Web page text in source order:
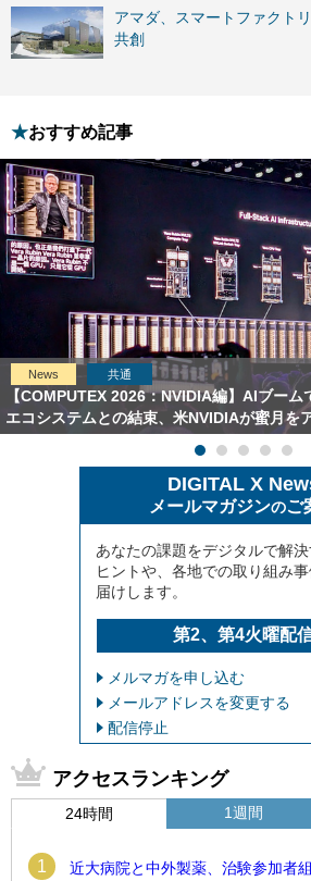
アマダ、スマートファクト
共創
おすすめ記事
News 共通
【COMPUTEX 2026：NVIDIA編】AIブーム
エコシステムとの結束、米NVIDIAが蜜月を
DIGITAL X
メールマガジンのご
あなたの課題をデジタルで解
ヒントや、各地での取り組み
届けします。
第2、第4火曜配
メルマガを申し込む
メールアドレスを変更する
配信停止
アクセスランキング
24時間
1
近大病院と中外製薬、治験参加者
1週間